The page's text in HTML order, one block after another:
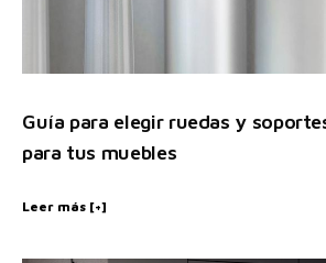
Guía para elegir ruedas y
para tus muebles
Leer más [+]